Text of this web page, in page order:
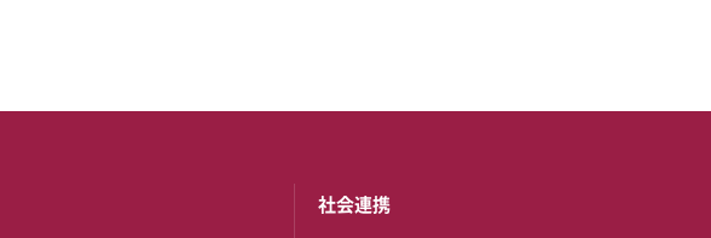
社会連携